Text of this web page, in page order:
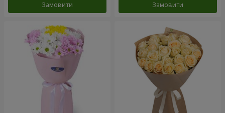
Замовити Замовити